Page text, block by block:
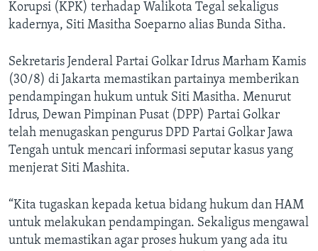
Korupsi (KPK) terhadap Walikota Tegal sekaligus
kadernya, Siti Masitha Soeparno alias Bunda Sitha.
Sekretaris Jenderal Partai Golkar Idrus Marham Kamis
(30/8) di Jakarta memastikan partainya memberikan
pendampingan hukum untuk Siti Masitha. Menurut
Idrus, Dewan Pimpinan Pusat (DPP) Partai Golkar
telah menugaskan pengurus DPD Partai Golkar Jawa
Tengah untuk mencari informasi seputar kasus yang
menjerat Siti Mashita.
“Kita tugaskan kepada ketua bidang hukum dan HAM
untuk melakukan pendampingan. Sekaligus mengawal
untuk memastikan agar proses hukum yang ada itu